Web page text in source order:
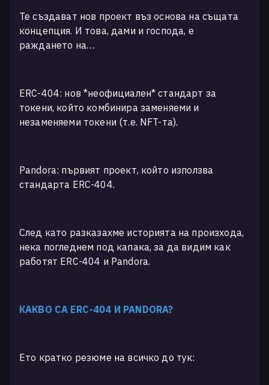
Те създават нов проект въз основа на същата
концепция. И това, дами и господа, е
раждането на…
ERC-404: нов *неофициален* стандарт за
токени, който комбинира заменяеми и
незаменяеми токени (т.е. NFT-та).
Pandora: първият проект, който използва
стандарта ERC-404.
След като разказахме историята на произхода,
нека погледнем под капака, за да видим как
работят ERC-404 и Pandora.
КАКВО СА ERC-404 И PANDORA?
Ето кратко резюме на всичко до тук: